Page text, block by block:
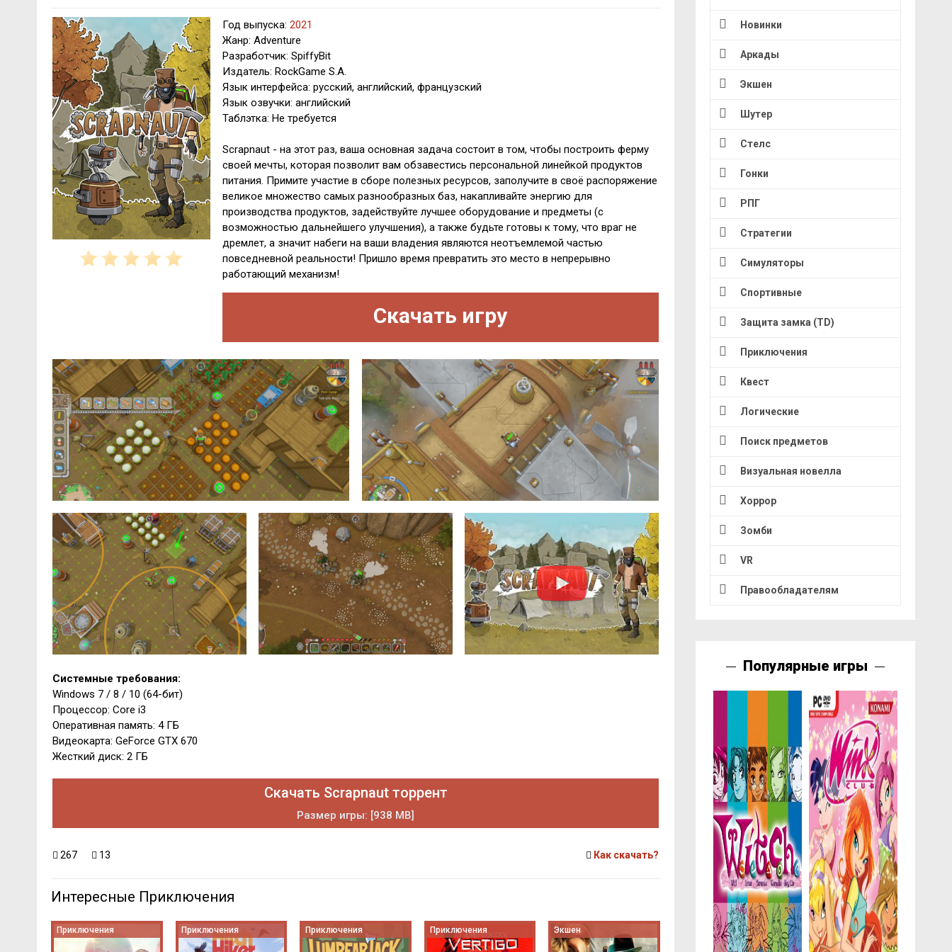
Год выпуска: 2021
Жанр: Adventure
Разработчик: SpiffyBit
Издатель: RockGame S.A.
Язык интерфейса: русский, английский, французский
Язык озвучки: английский
Таблэтка: Не требуется
Scrapnaut - на этот раз, ваша основная задача состоит в том, чтобы построить ферму
своей мечты, которая позволит вам обзавестись персональной линейкой продуктов
питания. Примите участие в сборе полезных ресурсов, заполучите в своё распоряжение
великое множество самых разнообразных баз, накапливайте энергию для
производства продуктов, задействуйте лучшее оборудование и предметы (с
возможностью дальнейшего улучшения), а также будьте готовы к тому, что враг не
дремлет, а значит набеги на ваши владения являются неотъемлемой частью
повседневной реальности! Пришло время превратить это место в непрерывно
работающий механизм!
Скачать игру
Системные требования:
Windows 7 / 8 / 10 (64-бит)
Процессор: Core i3
Оперативная память: 4 ГБ
Видеокарта: GeForce GTX 670
Жесткий диск: 2 ГБ
Скачать Scrapnaut торрент
Размер игры: [938 MB]
267 13 Как скачать?
Интересные Приключения
Приключения Приключения Приключения Приключения Экшен
Новинки
Аркады
Экшен
Шутер
Стелс
Гонки
РПГ
Стратегии
Симуляторы
Спортивные
Защита замка (TD)
Приключения
Квест
Логические
Поиск предметов
Визуальная новелла
Хоррор
Зомби
VR
Правообладателям
Популярные игры